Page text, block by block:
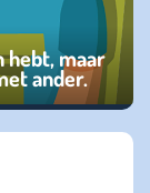
hebt, maar
ander.